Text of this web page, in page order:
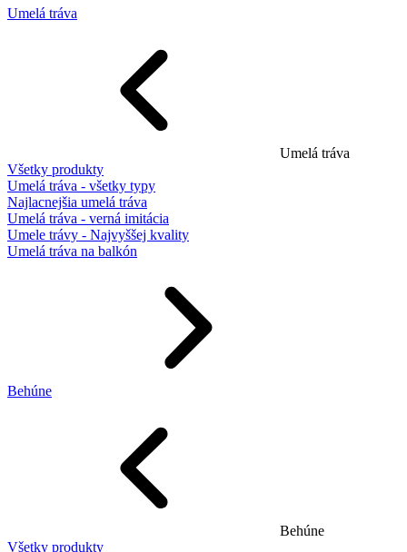
Umelá tráva
Umelá tráva
Všetky produkty
Umelá tráva - všetky typy
Najlacnejšia umelá tráva
Umelá tráva - verná imitácia
Umele trávy - Najvyššej kvality
Umelá tráva na balkón
Behúne
Behúne
Všetky produkty